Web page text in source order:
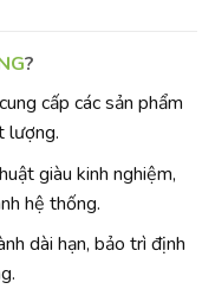
?
cấp các sản phẩm
lượng.
giàu kinh nghiệm,
hệ thống.
dài hạn, bảo trì định